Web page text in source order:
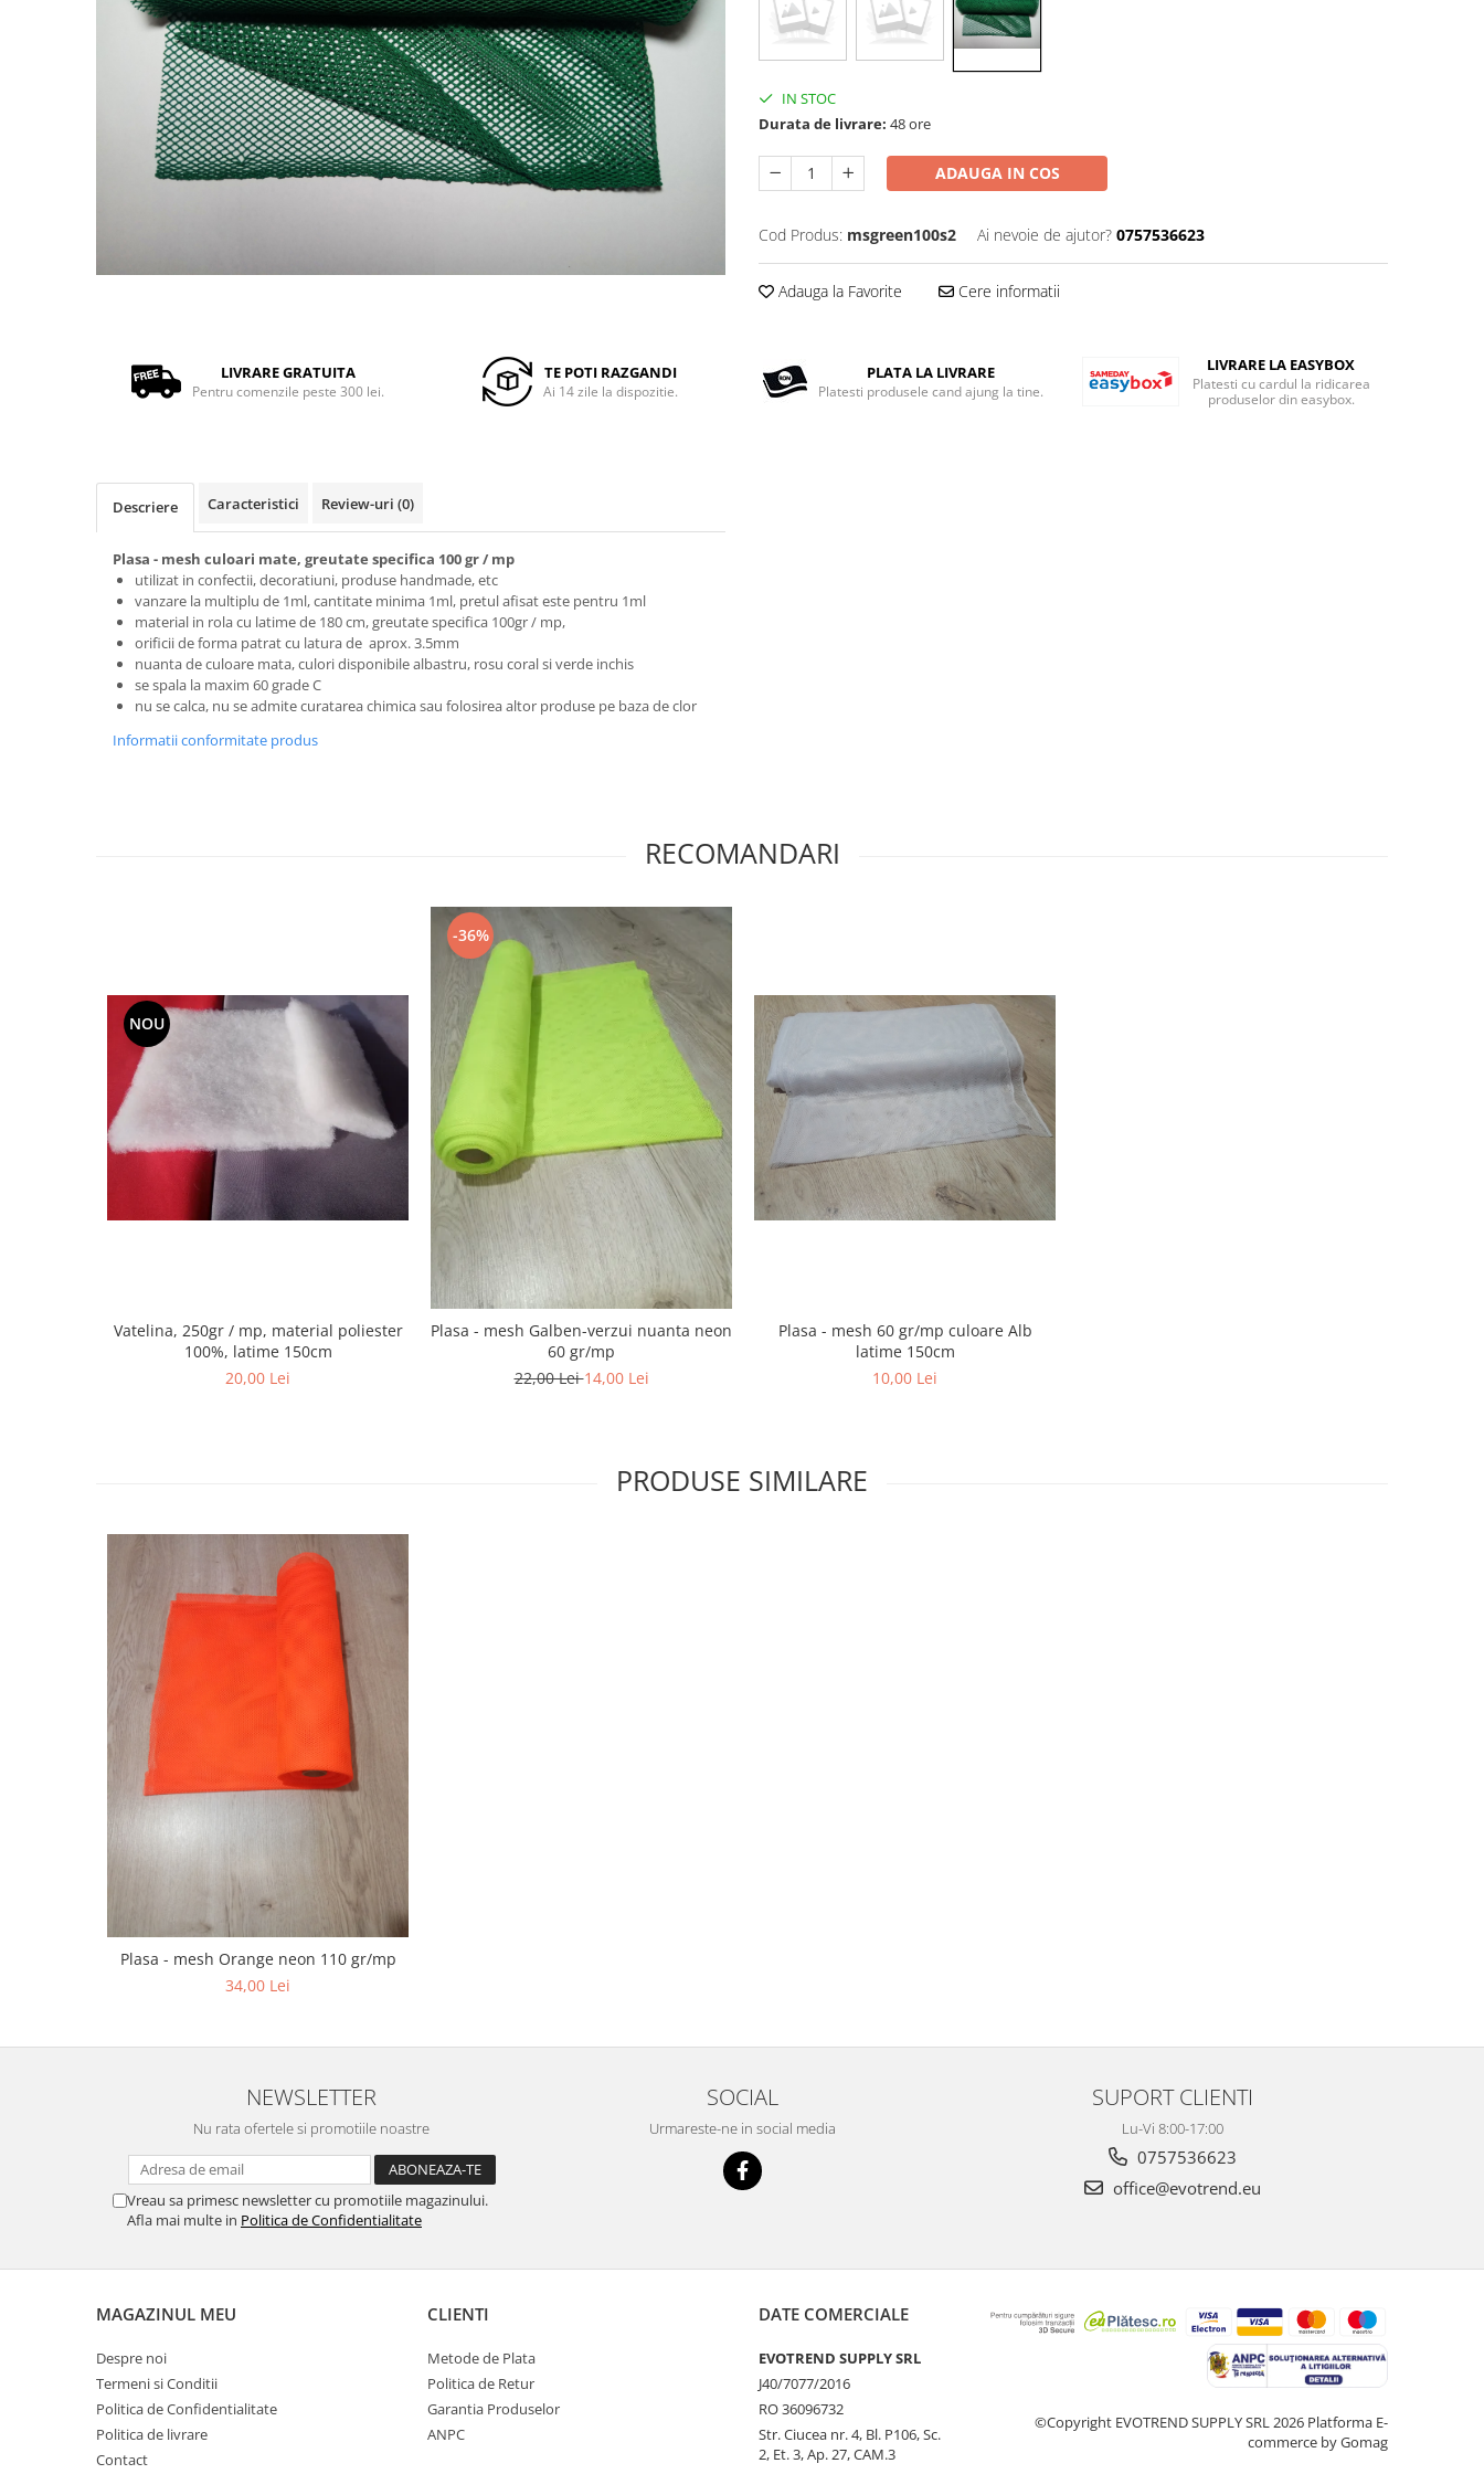
Fas Poliester 100% Verde
sidef/perlat 210gr/mp peliculizat
IN STOC
Durata de livrare: 48 ore
ADAUGA IN COS
Cod Produs: msgreen100s2 Ai nevoie de ajutor? 0757536623
Adauga la Favorite Cere informatii
LIVRARE GRATUITA
Pentru comenzile peste 300 lei.
TE POTI RAZGANDI
Ai 14 zile la dispozitie.
PLATA LA LIVRARE
Platesti produsele cand ajung la tine.
LIVRARE LA EASYBOX
Platesti cu cardul la ridicarea
produselor din easybox.
Descriere Caracteristici Review-uri (0)
Plasa - mesh culoari mate, greutate specifica 100 gr / mp
utilizat in confectii, decoratiuni, produse handmade, etc
vanzare la multiplu de 1ml, cantitate minima 1ml, pretul afisat este pentru 1ml
material in rola cu latime de 180 cm, greutate specifica 100gr / mp,
orificii de forma patrat cu latura de aprox. 3.5mm
nuanta de culoare mata, culori disponibile albastru, rosu coral si verde inchis
se spala la maxim 60 grade C
nu se calca, nu se admite curatarea chimica sau folosirea altor produse pe baza de clor
Informatii conformitate produs
RECOMANDARI
NOU
Vatelina, 250gr / mp, material poliester
100%, latime 150cm
20,00 Lei
-36%
Plasa - mesh Galben-verzui nuanta neon
60 gr/mp
22,00 Lei14,00 Lei
Plasa - mesh 60 gr/mp culoare Alb
latime 150cm
10,00 Lei
PRODUSE SIMILARE
Plasa - mesh Orange neon 110 gr/mp
34,00 Lei
NEWSLETTER
Nu rata ofertele si promotiile noastre
Vreau sa primesc newsletter cu promotiile magazinului.
Afla mai multe in Politica de Confidentialitate
SOCIAL
Urmareste-ne in social media
SUPORT CLIENTI
Lu-Vi 8:00-17:00
0757536623
office@evotrend.eu
MAGAZINUL MEU
Despre noi
Termeni si Conditii
Politica de Confidentialitate
Politica de livrare
Contact
CLIENTI
Metode de Plata
Politica de Retur
Garantia Produselor
ANPC
DATE COMERCIALE
EVOTREND SUPPLY SRL
J40/7077/2016
RO 36096732
Str. Ciucea nr. 4, Bl. P106, Sc.
2, Et. 3, Ap. 27, CAM.3
©Copyright EVOTREND SUPPLY SRL 2026 Platforma E-
commerce by Gomag